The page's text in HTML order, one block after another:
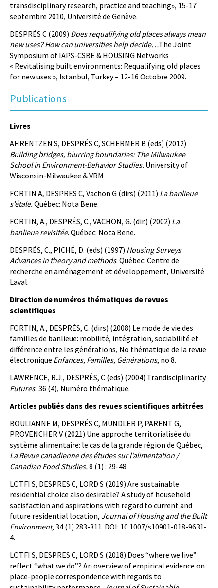
transdisciplinary research, practice and teaching», 15-17
septembre 2010, Université de Genève.
DESPRÉS C (2009) Does requalifying old places always mean
new uses? How can universities help decide…The Joint
Symposium of IAPS-CSBE & HOUSING Networks
« Revitalising built environments: Requalifying old places
for new uses », Istanbul, Turkey – 12-16 Octobre 2009.
Publications
Livres
AHRENTZEN S, DESPRÉS C, SCHERMER B (eds) (2012)
Building bridges, blurring boundaries: The Milwaukee
School in Environment-Behavior Studies. University of
Wisconsin-Milwaukee & VRM
FORTIN A, DESPRES C, Vachon G (dirs) (2011) La banlieue
s’étale. Québec: Nota Bene.
FORTIN, A., DESPRÉS, C., VACHON, G. (dir.) (2002) La
banlieue revisitée. Québec: Nota Bene.
DESPRÉS, C., PICHÉ, D. (eds) (1997) Housing Surveys.
Advances in theory and methods. Québec: Centre de
recherche en aménagement et développement, Université
Laval.
Direction de numéros thématiques de revues
scientifiques
FORTIN, A., DESPRÉS, C. (dirs) (2008) Le mode de vie des
familles de banlieue: mobilité, intégration, sociabilité et
différence entre les générations, No thématique de la revue
électronique Enfances, Familles, Générations, no 8.
LAWRENCE, R.J., DESPRÉS, C (eds) (2004) Trandisciplinarity.
Futures, 36 (4), Numéro thématique.
Articles publiés dans des revues scientifiques arbitrées
BOULIANNE M, DESPRÉS C, MUNDLER P, PARENT G,
PROVENCHER V (2021) Une approche territorialisée du
système alimentaire: le cas de la grande région de Québec,
La Revue canadienne des études sur l’alimentation /
Canadian Food Studies,8 (1) : 29-48.
LOTFI S, DESPRES C, LORD S (2019) Are sustainable
residential choice also desirable? A study of household
satisfaction and aspirations with regard to current and
future residential location, Journal of Housing and the Built
Environment, 34 (1) 283-311. DOI: 10.1007/s10901-018-9631-
4.
LOTFI S, DESPRES C, LORD S (2018) Does “where we live”
reflect “what we do”? An overview of empirical evidence on
place-people correspondence with regards to